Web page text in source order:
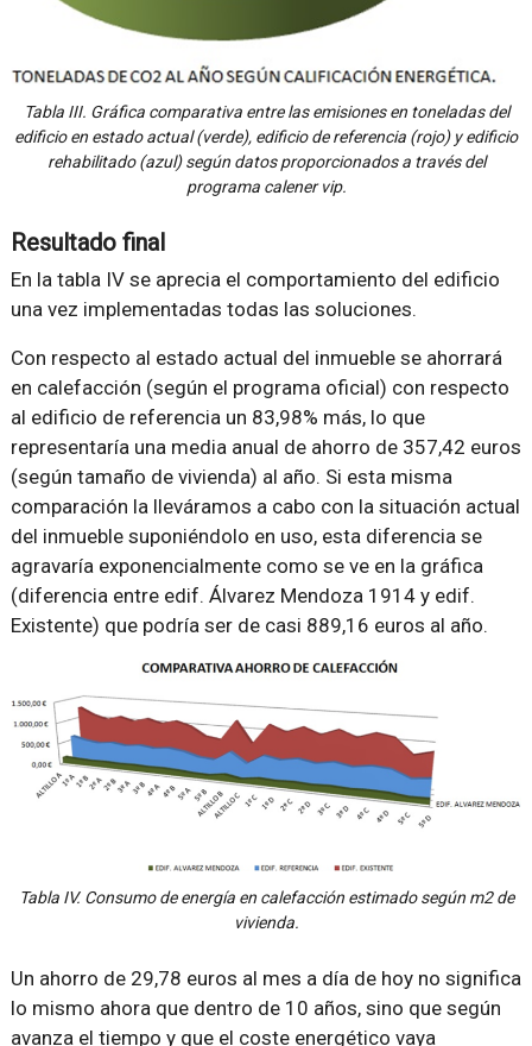
Tabla III. Gráfica comparativa entre las emisiones en toneladas del
edificio en estado actual (verde), edificio de referencia (rojo) y edificio
rehabilitado (azul) según datos proporcionados a través del
programa calener vip.
Resultado final
En la tabla IV se aprecia el comportamiento del edificio
una vez implementadas todas las soluciones.
Con respecto al estado actual del inmueble se ahorrará
en calefacción (según el programa oficial) con respecto
al edificio de referencia un 83,98% más, lo que
representaría una media anual de ahorro de 357,42 euros
(según tamaño de vivienda) al año. Si esta misma
comparación la lleváramos a cabo con la situación actual
del inmueble suponiéndolo en uso, esta diferencia se
agravaría exponencialmente como se ve en la gráfica
(diferencia entre edif. Álvarez Mendoza 1914 y edif.
Existente) que podría ser de casi 889,16 euros al año.
Tabla IV. Consumo de energía en calefacción estimado según m2 de
vivienda.
Un ahorro de 29,78 euros al mes a día de hoy no significa
lo mismo ahora que dentro de 10 años, sino que según
avanza el tiempo y que el coste energético vaya